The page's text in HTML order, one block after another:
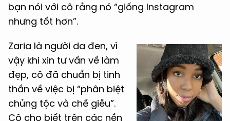
bạn nói với cô rằng nó “giống Instagram
nhưng tốt hơn”.
Zaria là người da đen, vì
vậy khi xin tư vấn về làm
đẹp, cô đã chuẩn bị tinh
thần về việc bị “phân biệt
chủng tộc và chế giễu”.
Cô cho biết trên các nền